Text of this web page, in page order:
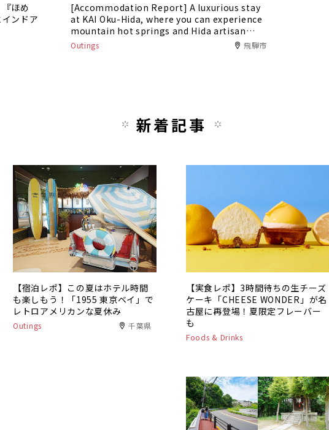
ほめ
ンドア
[Accommodation Report] A luxurious stay
at KAI Oku-Hida, where you can experience
mountain hot springs and Hida artisan
culture
Outings 飛騨市
新着記事
【宿泊レポ】この夏はホテル時間
も楽しもう！「1955 東京ベイ」で
レトロアメリカンな夏休み
Outings 千葉県
【実食レポ】3時間待ちの生チーズ
ケーキ「CHEESE WONDER」が名
古屋に再登場！夏限定フレーバー
も
Foods & Drinks